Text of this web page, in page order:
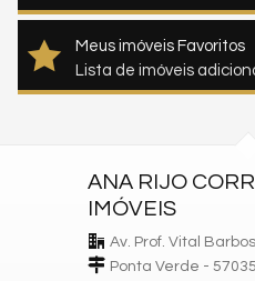
Meus imóveis Favoritos
Lista de imóveis
ANA RIJO
IMÓVEIS
Av. Prof. Vital
Ponta Verde -